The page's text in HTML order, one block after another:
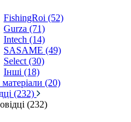
FishingRoi (52)
Gurza (71)
Intech (14)
SASAME (49)
Select (30)
Інші (18)
(20)
(232)
(232)